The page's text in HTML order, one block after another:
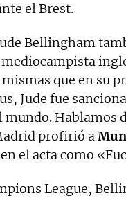
el Brest.
Bellingham
mismas que en su
Jude fue
mundo. Hablamos
profirió a
el acta como
League,